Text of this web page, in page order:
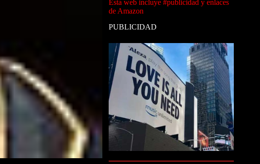
Esta web incluye #publicidad y enlaces
de Amazon
PUBLICIDAD